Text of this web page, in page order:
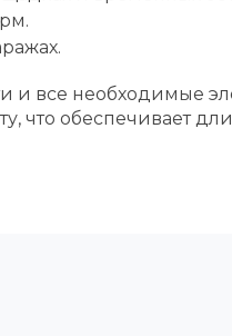
и все необходимые
что обеспечивает